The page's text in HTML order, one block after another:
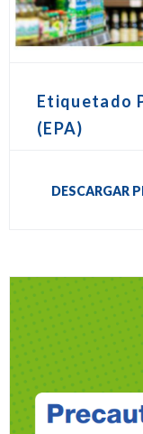
Etiquetado
(EPA)
DESCARGAR